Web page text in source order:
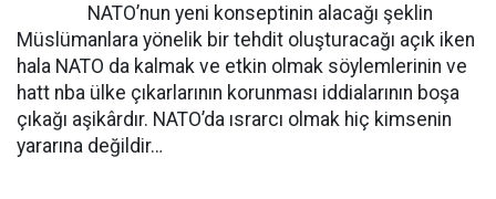
NATO’nun yeni konseptinin alacağı şeklin
Müslümanlara yönelik bir tehdit oluşturacağı açık iken
hala NATO da kalmak ve etkin olmak söylemlerinin ve
hatt nba ülke çıkarlarının korunması iddialarının boşa
çıkağı aşikârdır. NATO’da ısrarcı olmak hiç kimsenin
yararına değildir…